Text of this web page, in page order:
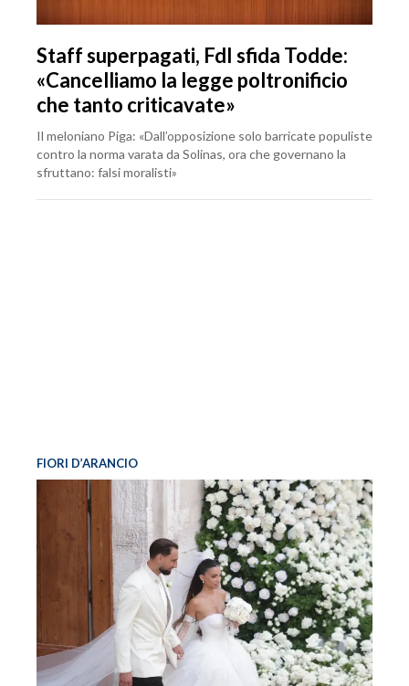
Staff superpagati, FdI sfida Todde:
«Cancelliamo la legge poltronificio
che tanto criticavate»
Il meloniano Piga: «Dall’opposizione solo barricate populiste
contro la norma varata da Solinas, ora che governano la
sfruttano: falsi moralisti»
FIORI D’ARANCIO